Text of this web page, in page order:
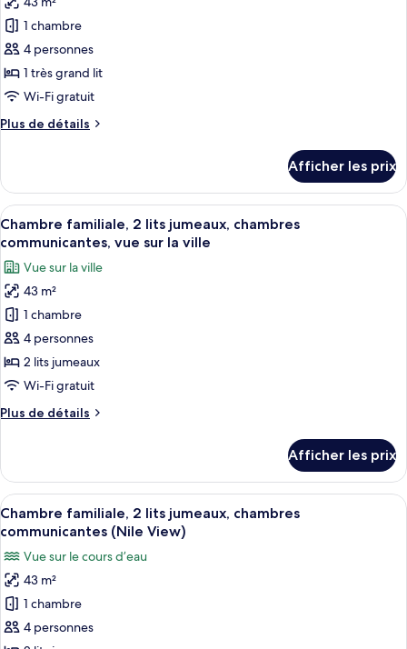
sur
la
ville
communicantes,
vue
sur
ville
pour
ce
type
de
chambre :
familiale,
grand
lit,
chambres
communicantes
(Nile
View)
1 chambre
4 personnes
1 très grand lit
Wi-Fi gratuit
Plus de détails
Plus
Chambre
familiale,
1
très
lit,
chambres
communicantes
(Nile
View)
Afficher les prix
Afficher
toutes
les
photos
pour
ce
type
de
chambre :
familiale,
jumeaux,
chambres
communicantes,
vue
sur
la
ville
Draps en coton égyptien, literie de
8
Chambre familiale, 2 lits jumeaux, chambres
communicantes, vue sur la ville
Vue sur la ville
43 m²
1 chambre
4 personnes
2 lits jumeaux
Wi-Fi gratuit
Plus de détails
Plus
Chambre
familiale,
2
lits
chambres
communicantes,
vue
sur
la
Afficher les prix
Afficher
toutes
photos
pour
ce
type
Une chambre d’hôtel avec deux
9
Chambre familiale, 2 lits jumeaux, chambres
communicantes (Nile View)
Vue sur le cours d’eau
43 m²
1 chambre
4 personnes